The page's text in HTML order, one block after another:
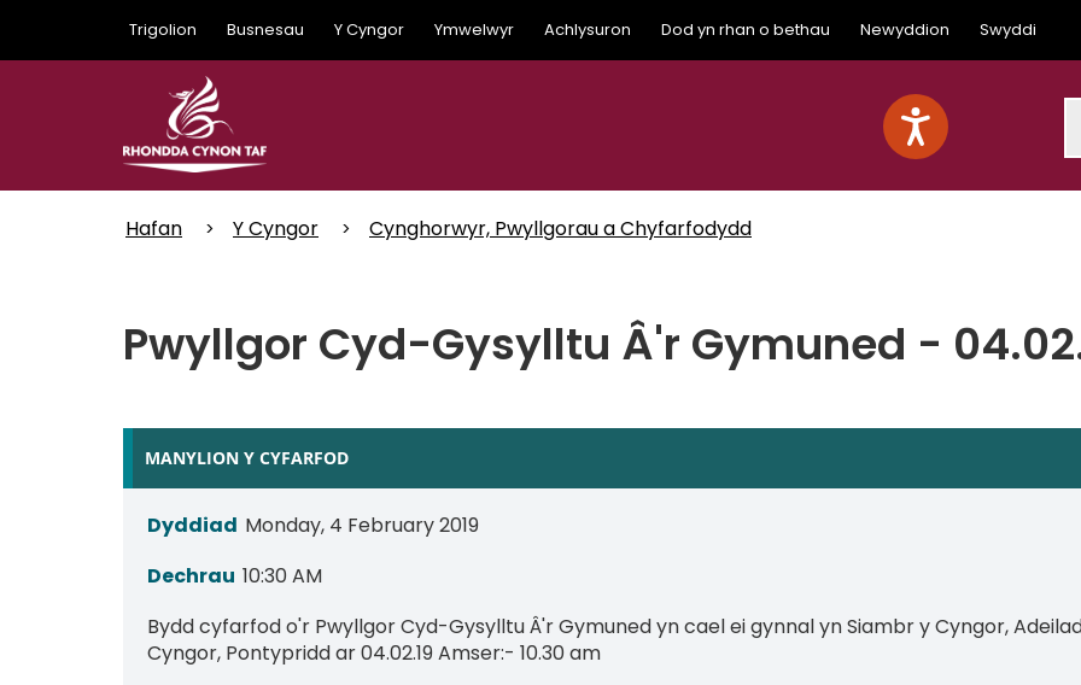
main
Trigolion Busnesau Y Cyngor Ymwelwyr Achlysuron Dod yn rhan o bethau Newyddion Swyddi
Hafan Y Cyngor Cynghorwyr, Pwyllgorau a Chyfarfodydd
Pwyllgor Cyd-Gysylltu Â'r Gymuned -
MANYLION Y CYFARFOD
Dyddiad Monday, 4 February 2019
Dechrau 10:30 AM
Bydd cyfarfod o'r Pwyllgor Cyd-Gysylltu Â'r Gymuned yn cael ei gynnal yn Siambr y Cyngor,
Cyngor, Pontypridd ar 04.02.19 Amser:- 10.30 am